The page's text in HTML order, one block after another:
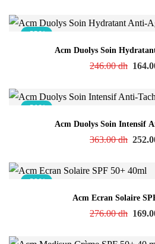
-33%
Acm Duolys Soin
246.00dh
-31%
Acm Duolys Soin Intensif
363.00dh
-39%
Acm Ecran Solaire
276.00dh